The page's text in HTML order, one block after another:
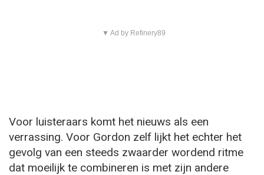
▼ Ad by Refinery89
Voor luisteraars komt het nieuws als een
verrassing. Voor Gordon zelf lijkt het echter het
gevolg van een steeds zwaarder wordend ritme
dat moeilijk te combineren is met zijn andere